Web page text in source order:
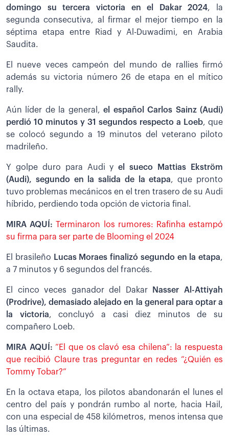
domingo su tercera victoria en el Dakar 2024, la
segunda consecutiva, al firmar el mejor tiempo en la
séptima etapa entre Riad y Al-Duwadimi, en Arabia
Saudita.
El nueve veces campeón del mundo de rallies firmó
además su victoria número 26 de etapa en el mítico
rally.
Aún líder de la general,el español Carlos Sainz (Audi)
perdió 10 minutos y 31 segundos respecto a Loeb, que
se colocó segundo a 19 minutos del veterano piloto
madrileño.
Y golpe duro para Audi yel sueco Mattias Ekström
(Audi), segundo en la salida de la etapa, que pronto
tuvo problemas mecánicos en el tren trasero de su Audi
híbrido, perdiendo toda opción de victoria final.
MIRA AQUÍ: Terminaron los rumores: Rafinha estampó
su firma para ser parte de Blooming el 2024
El brasileño Lucas Moraes finalizó segundo en la etapa,
a 7 minutos y 6 segundos del francés.
El cinco veces ganador del Dakar
Nasser Al-Attiyah
(Prodrive), demasiado alejado en la general para optar a
la victoria, concluyó a casi diez minutos de su
compañero Loeb.
MIRA AQUÍ:“El que os clavó esa chilena”: la respuesta
que recibió Claure tras preguntar en redes “¿Quién es
Tommy Tobar?”
En la octava etapa, los pilotos abandonarán el lunes el
centro del país y pondrán rumbo al norte, hacia Hail,
con una especial de 458 kilómetros, menos intensa que
las últimas.